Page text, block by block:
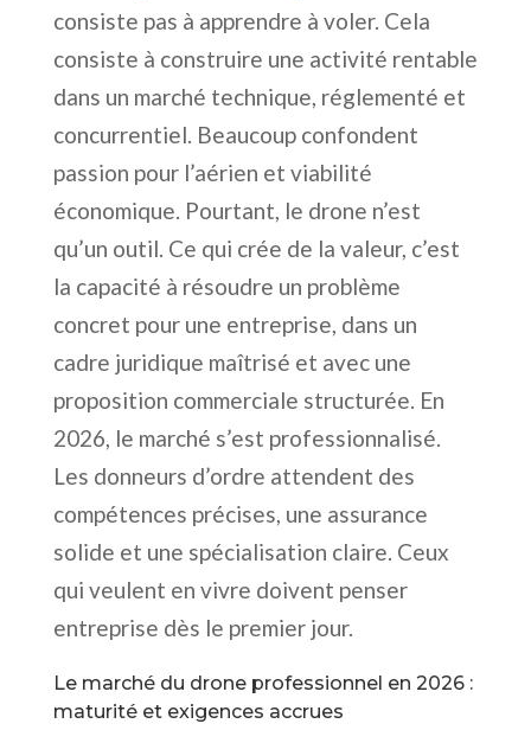
consiste pas à apprendre à voler. Cela
consiste à construire une activité rentable
dans un marché technique, réglementé et
concurrentiel. Beaucoup confondent
passion pour l’aérien et viabilité
économique. Pourtant, le drone n’est
qu’un outil. Ce qui crée de la valeur, c’est
la capacité à résoudre un problème
concret pour une entreprise, dans un
cadre juridique maîtrisé et avec une
proposition commerciale structurée. En
2026, le marché s’est professionnalisé.
Les donneurs d’ordre attendent des
compétences précises, une assurance
solide et une spécialisation claire. Ceux
qui veulent en vivre doivent penser
entreprise dès le premier jour.
Le marché du drone professionnel en 2026 :
maturité et exigences accrues